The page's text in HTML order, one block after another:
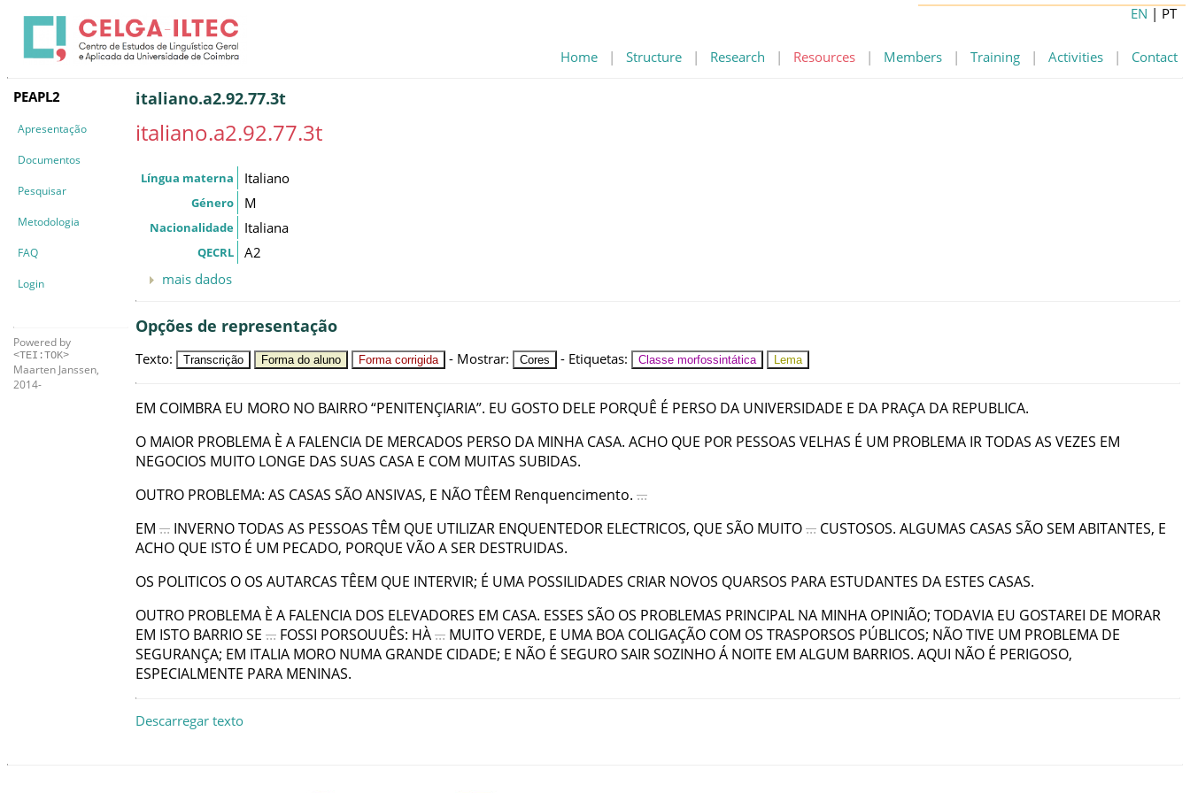
Home | Structure | Research | Resources | Members | Training | Activities | Contact
EN | PT
PEAPL2
Apresentação
Documentos
Pesquisar
Metodologia
FAQ
Login
Powered by
<TEI:TOK>
Maarten Janssen,
2014-
italiano.a2.92.77.3t
italiano.a2.92.77.3t
Língua materna Italiano
Género M
Nacionalidade Italiana
QECRL
A2
mais dados
Opções de representação
Texto: Transcrição Forma do aluno Forma corrigida - Mostrar: Cores - Etiquetas: Classe morfossintática Lema
EM COIMBRA EU MORO NO BAIRRO“PENITENÇIARIA”. EU GOSTO DELE PORQUÊ É PERSO DA UNIVERSIDADE E DA PRAÇA DA REPUBLICA.
O MAIOR PROBLEMA È A FALENCIA DE MERCADOS PERSO DA MINHA CASA. ACHO QUE POR PESSOAS VELHAS É UM PROBLEMA IRTODAS AS VEZES EM
NEGOCIOS MUITO LONGE DAS SUAS CASA E COM MUITAS SUBIDAS.
OUTRO PROBLEMA: AS CASAS SÃOANSIVAS, E NÃOTÊEM Renquencimento. ...
EM ... INVERNOTODAS AS PESSOAS TÊM QUE UTILIZAR ENQUENTEDOR ELECTRICOS, QUE SÃO MUITO... CUSTOSOS. ALGUMAS CASAS SÃOSEM ABITANTES, E
ACHO QUE ISTO É UM PECADO, PORQUE VÃOASER DESTRUIDAS.
OS POLITICOS O OS AUTARCAS TÊEM QUE INTERVIR; É UMA POSSILIDADES CRIAR NOVOS QUARSOS PARA ESTUDANTES DA ESTES CASAS.
OUTRO PROBLEMA È A FALENCIA DOS ELEVADORES EM CASA. ESSES SÃO OS PROBLEMAS PRINCIPAL NA MINHA OPINIÃO; TODAVIA EU GOSTAREI DE MORAR
EM ISTO BARRIOSE ... FOSSI PORSOUUÊS: HÀ... MUITOVERDE, E UMA BOA COLIGAÇÃO COM OS TRASPORSOS PÚBLICOS; NÃOTIVE UM PROBLEMA DE
SEGURANÇA; EM ITALIA MORO NUMA GRANDE CIDADE; E NÃO É SEGUROSAIRSOZINHOÁ NOITE EM ALGUM BARRIOS. AQUI NÃO É PERIGOSO,
ESPECIALMENTE PARA MENINAS.
Descarregar texto